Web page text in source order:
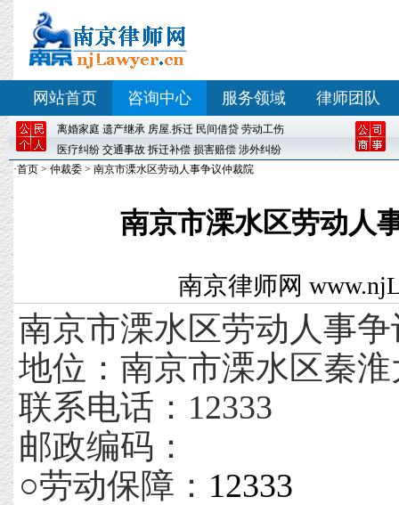
网站首页 咨询中心 服务领域 律师团队
离婚家庭 遗产继承 房屋.拆迁 民间借贷 劳动工伤
医疗纠纷 交通事故 拆迁补偿 损害赔偿 涉外纠纷
·首页 > 仲裁委 > 南京市溧水区劳动人事争议仲裁院
南京市溧水区劳动人
南京律师网
南京市溧水区劳动人事
地位：南京市溧水区秦淮
联系电话：12333
邮政编码：
○劳动保障： 12333